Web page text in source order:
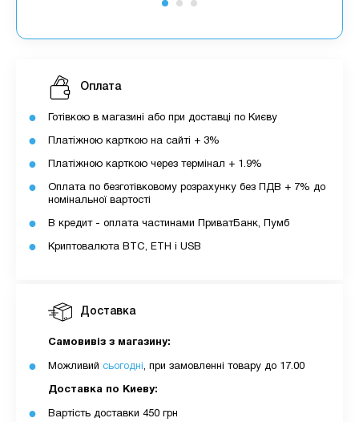
Доставка
Самовивіз з магазину:
Можливий сьогодні , при замовленні товару до 17.00
Доставка по Киеву:
Вартість доставки 450 грн
Оплата
Готівкою в магазині або при доставці по Києву
Платіжною карткою на сайті + 3%
Платіжною карткою через термінал + 1.9%
Оплата по безготівковому розрахунку без ПДВ + 7% до
номінальної вартості
В кредит - оплата частинами ПриватБанк, Пумб
Криптовалюта BTC, ETH і USB